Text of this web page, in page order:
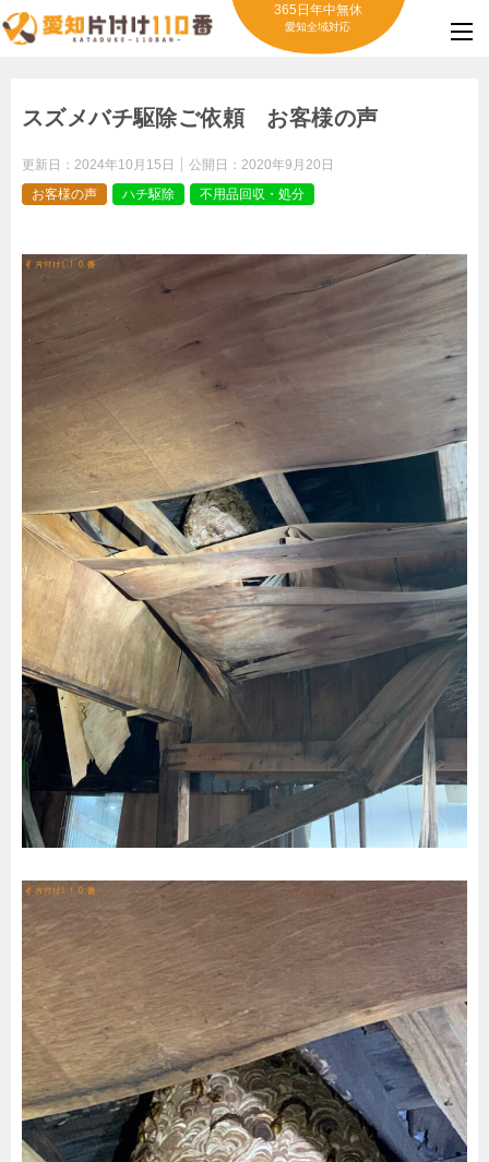
365日年中無休
愛知全域対応
スズメバチ駆除ご依頼 お客様の声
更新日： 2024年10月15日 公開日： 2020年9月20日
お客様の声
ハチ駆除 不用品回収・処分